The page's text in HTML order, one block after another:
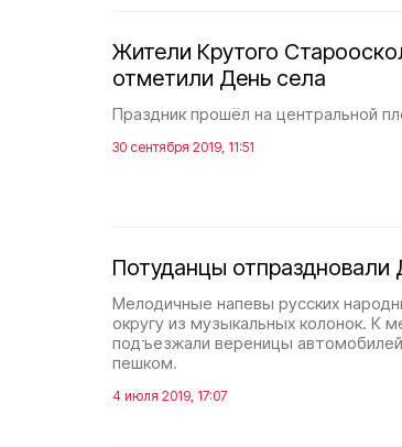
Жители Крутого
отметили День села
Праздник прошёл на центральной
30 сентября 2019, 11:51
Потуданцы отпраздновали
Мелодичные напевы русских
округу из музыкальных колонок. К
подъезжали вереницы
пешком.
4 июля 2019, 17:07